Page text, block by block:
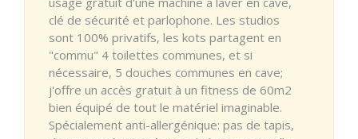
clé de sécurité et parlophone. Les studios
sont 100% privatifs, les kots partagent en
"commu" 4 toilettes communes, et si
nécessaire, 5 douches communes en cave;
j'offre un accès gratuit à un fitness de 60m2
bien équipé de tout le matériel imaginable.
Spécialement anti-allergénique: pas de tapis,